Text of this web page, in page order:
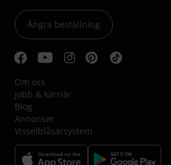
Ångra beställning
Om oss
Jobb & karriär
Blog
Annonser
Visselblåsarsystem